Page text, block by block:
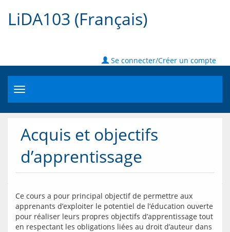
LiDA103 (Français)
Se connecter/Créer un compte
Toggle
navigation
Acquis et objectifs
d’apprentissage
Ce cours a pour principal objectif de permettre aux
apprenants d’exploiter le potentiel de l’éducation ouverte
pour réaliser leurs propres objectifs d’apprentissage tout
en respectant les obligations liées au droit d’auteur dans